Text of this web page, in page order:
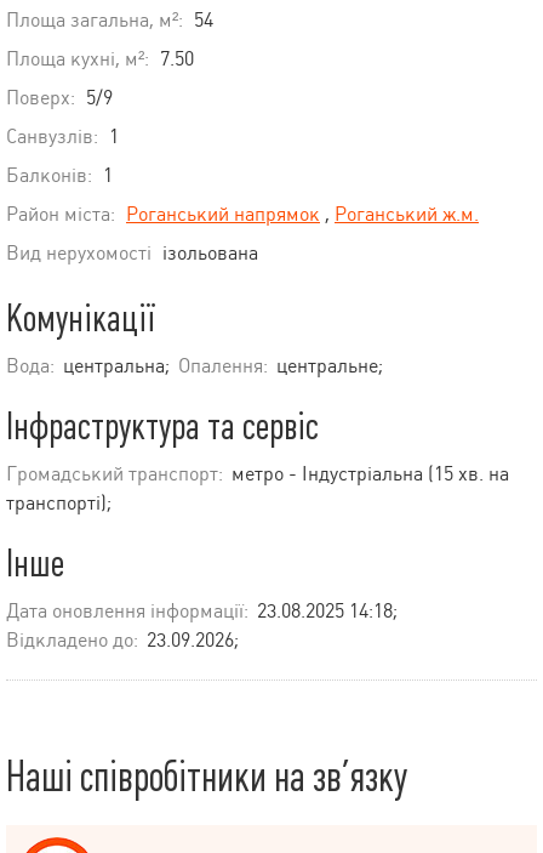
Площа загальна, м²: 54
Площа кухні, м²: 7.50
Поверх: 5/9
Санвузлів:
1
Балконів:
1
Район міста: Роганський напрямок , Роганський ж.м.
Вид нерухомості ізольована
Комунікації
Вода: центральна; Опалення: центральне;
Інфраструктура та сервіс
Громадський транспорт: метро - Індустріальна (15 хв. на
транспорті);
Інше
Дата оновлення інформації: 23.08.2025 14:18;
Відкладено до: 23.09.2026;
Наші співробітники на зв’язку